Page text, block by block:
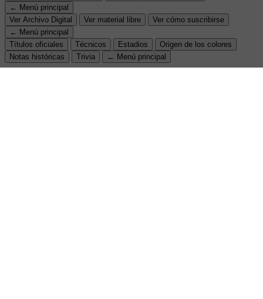
← Menú principal
Ver Archivo Digital
Ver material libre
Ver cómo suscribirse
← Menú principal
Títulos oficiales
Técnicos Estadios
Origen de los colores
Notas históricas
Trivia ← Menú principal